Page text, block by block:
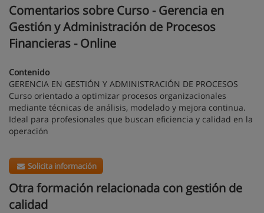
Comentarios sobre Curso - Gerencia en
Gestión y Administración de Procesos
Financieras - Online
Contenido
GERENCIA EN GESTIÓN Y ADMINISTRACIÓN DE PROCESOS
Curso orientado a optimizar procesos organizacionales
mediante técnicas de análisis, modelado y mejora continua.
Ideal para profesionales que buscan eficiencia y calidad en la
operación
Solicita información
Otra formación relacionada con gestión de
calidad